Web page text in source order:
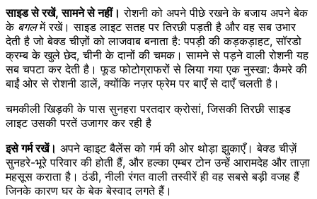
साइड से रखें, सामने से नहीं। रोशनी को अपने पीछे रखने के बजाय अपने बेक
के बगलमें रखें। साइड लाइट सतह पर तिरछी पड़ती है और वह सब उभार
देती है जो बेक्ड चीज़ों को लाजवाब बनाता है: पपड़ी की कड़कड़ाहट, सॉरडो
क्रम्ब के खुले छेद, चीनी के दानों की चमक। सामने से पड़ने वाली रोशनी यह
सब चपटा कर देती है। फूड फोटोग्राफरों से लिया गया एक नुस्खा: कैमरे की
बाईं ओर से रोशनी डालें, क्योंकि नज़र फ्रेम पर बाएँ से दाएँ चलती है।
चमकीली खिड़की के पास सुनहरा परतदार क्रोसां, जिसकी तिरछी साइड
लाइट उसकी परतें उजागर कर रही है
इसे गर्म रखें। अपने व्हाइट बैलेंस को गर्म की ओर थोड़ा झुकाएँ। बेक्ड चीज़ें
सुनहरे-भूरे परिवार की होती हैं, और हल्का एम्बर टोन उन्हें आरामदेह और ताज़ा
महसूस कराता है। ठंडी, नीली रंगत वाली तस्वीरें ही वह सबसे बड़ी वजह हैं
जिनके कारण घर के बेक बेस्वाद लगते हैं।